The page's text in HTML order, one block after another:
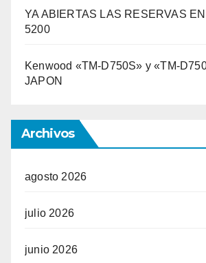
YA ABIERTAS LAS RESERVAS
5200
Kenwood «TM-D750S» y «TM-
JAPON
Archivos
agosto 2026
julio 2026
junio 2026